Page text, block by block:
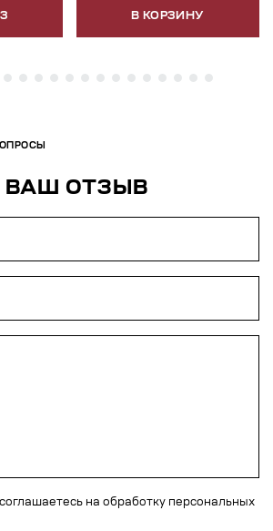
В КОРЗИНУ
ВАШ ОТЗЫВ
на обработку персональных